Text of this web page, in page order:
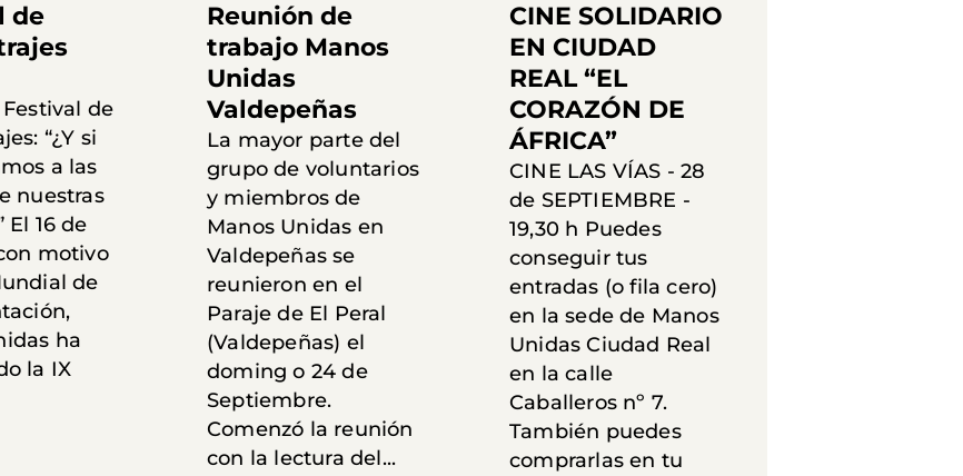
de
de
“¿Y si
a las
nuestras
El 16 de
motivo
de
ha
la IX
Reunión de
trabajo Manos
Unidas
Valdepeñas
La mayor parte del
grupo de voluntarios
y miembros de
Manos Unidas en
Valdepeñas se
reunieron en el
Paraje de El Peral
(Valdepeñas) el
doming o 24 de
Septiembre.
Comenzó la reunión
con la lectura del...
CINE SOLIDARIO
EN CIUDAD
REAL “EL
CORAZÓN DE
ÁFRICA”
CINE LAS VÍAS - 28
de SEPTIEMBRE -
19,30 h Puedes
conseguir tus
entradas (o fila cero)
en la sede de Manos
Unidas Ciudad Real
en la calle
Caballeros nº 7.
También puedes
comprarlas en tu